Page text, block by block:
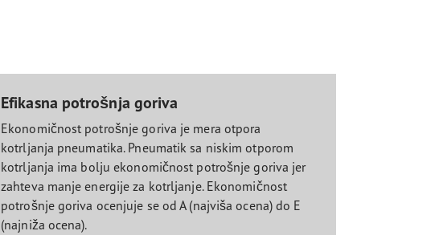
Efikasna potrošnja goriva
Ekonomičnost potrošnje goriva je mera otpora
kotrljanja pneumatika. Pneumatik sa niskim otporom
kotrljanja ima bolju ekonomičnost potrošnje goriva jer
zahteva manje energije za kotrljanje. Ekonomičnost
potrošnje goriva ocenjuje se od A (najviša ocena) do E
(najniža ocena).